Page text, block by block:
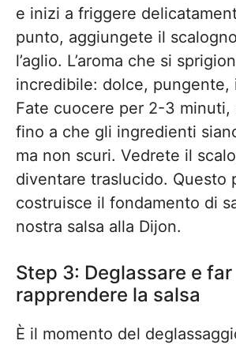
e inizi a friggere
punto, aggiungete il
l’aglio. L’aroma che si
incredibile: dolce, pungente,
Fate cuocere per 2-3 minuti,
fino a che gli ingredienti
ma non scuri. Vedrete il
diventare traslucido. Questo
costruisce il fondamento di
nostra salsa alla Dijon.
Step 3: Deglassare e far
rapprendere la salsa
È il momento del